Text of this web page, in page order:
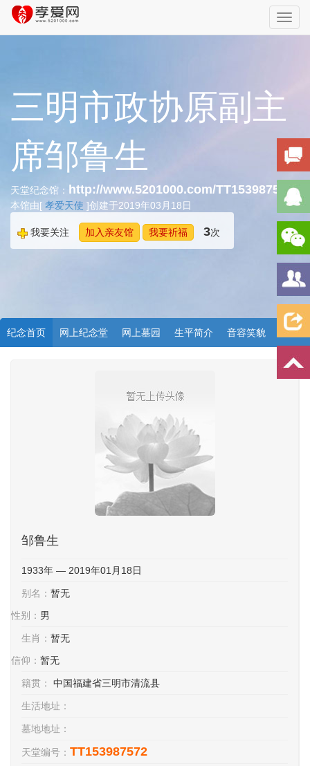
三明市政协原副主
席邹鲁生
天堂纪念馆： http://www.5201000.com/TT153987572
本馆由[ 孝爱天使 ]创建于2019年03月18日
我要关注 加入亲友馆 我要祈福 3次
纪念首页 网上纪念堂 网上墓园 生平简介 音容笑貌
邹鲁生
1933年 — 2019年01月18日
别名： 暂无
性别： 男
生肖： 暂无
信仰： 暂无
籍贯： 中国福建省三明市清流县
生活地址：
墓地地址：
天堂编号： TT153987572